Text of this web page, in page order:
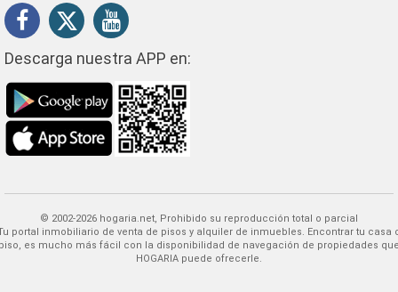
Descarga nuestra APP en:
© 2002-2026 hogaria.net, Prohibido su reproducción total o parcial
Encontrar tu casa o
es mucho más fácil con la disponibilidad de navegación de propiedades
HOGARIA puede ofrecerle.